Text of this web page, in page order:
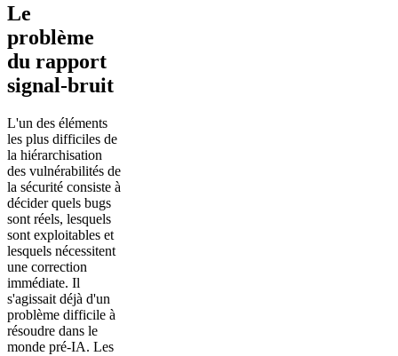
Le
problème
du rapport
signal-bruit
L'un des éléments
les plus difficiles de
la hiérarchisation
des vulnérabilités de
la sécurité consiste à
décider quels bugs
sont réels, lesquels
sont exploitables et
lesquels nécessitent
une correction
immédiate. Il
s'agissait déjà d'un
problème difficile à
résoudre dans le
monde pré-IA. Les